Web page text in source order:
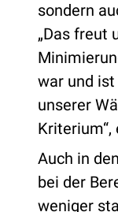
sondern
„Das freut
war und
unserer
Auch in
bei der
weniger